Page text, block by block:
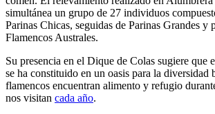
simultánea un grupo de 27 individuos
Parinas Chicas, seguidas de Parinas Grandes y
Flamencos Australes.
Su presencia en el Dique de Colas sugiere que
se ha constituido en un oasis para la diversidad
flamencos encuentran alimento y refugio
nos visitan cada año.